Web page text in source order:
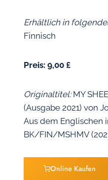
Erhältlich in
Finnisch
Preis: 9,00 £
Originaltitel:MY
(Ausgabe 2021) von
Aus dem Englischen
BK/FIN/MSHMV
Online Kaufen